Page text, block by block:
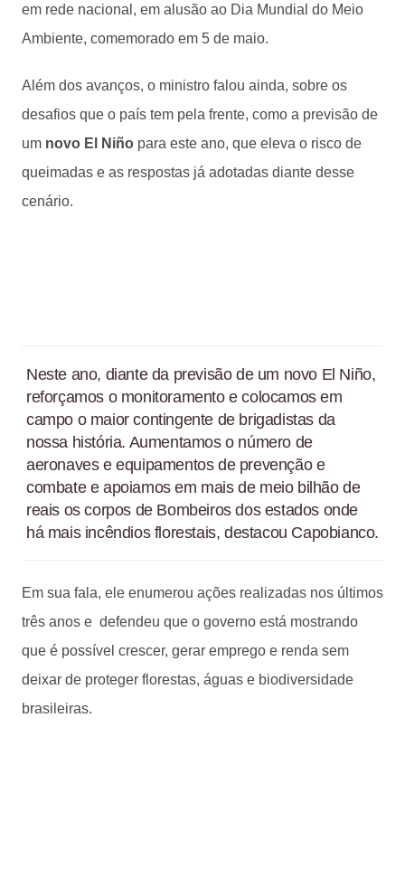
em rede nacional, em alusão ao Dia Mundial do Meio
Ambiente, comemorado em 5 de maio.
Além dos avanços, o ministro falou ainda, sobre os
desafios que o país tem pela frente, como a previsão de
um novo El Niño para este ano, que eleva o risco de
queimadas e as respostas já adotadas diante desse
cenário.
Neste ano, diante da previsão de um novo El Niño,
reforçamos o monitoramento e colocamos em
campo o maior contingente de brigadistas da
nossa história. Aumentamos o número de
aeronaves e equipamentos de prevenção e
combate e apoiamos em mais de meio bilhão de
reais os corpos de Bombeiros dos estados onde
há mais incêndios florestais, destacou Capobianco.
Em sua fala, ele enumerou ações realizadas nos últimos
três anos e defendeu que o governo está mostrando
que é possível crescer, gerar emprego e renda sem
deixar de proteger florestas, águas e biodiversidade
brasileiras.